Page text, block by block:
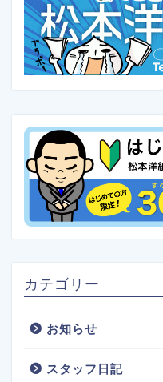
カテゴリー
お知らせ
スタッフ日記